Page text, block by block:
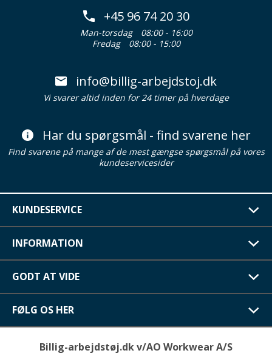
+45 96 74 20 30
Man-torsdag
08:00 - 16:00
Fredag
08:00 - 15:00
info@billig-arbejdstoj.dk
Vi svarer altid inden for 24 timer på hverdage
Har du spørgsmål - find svarene her
Find svarene på mange af de mest gængse spørgsmål på vores
kundeservicesider
KUNDESERVICE
INFORMATION
GODT AT VIDE
FØLG OS HER
Billig-arbejdstøj.dk v/AO Workwear A/S